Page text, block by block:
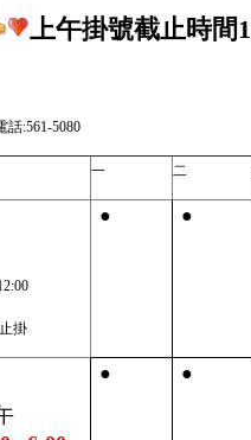
上午掛號截止時間
話:561-5080
一 二
掛
● ●
● ●